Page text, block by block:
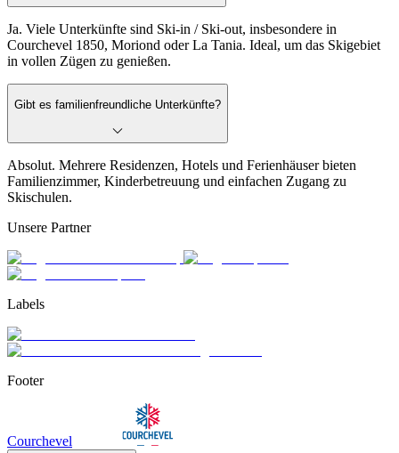
Ja. Viele Unterkünfte sind Ski-in / Ski-out, insbesondere in
Courchevel 1850, Moriond oder La Tania. Ideal, um das Skigebiet
in vollen Zügen zu genießen.
Gibt es familienfreundliche Unterkünfte?
Absolut. Mehrere Residenzen, Hotels und Ferienhäuser bieten
Familienzimmer, Kinderbetreuung und einfachen Zugang zu
Skischulen.
Unsere Partner
Labels
Footer
Courchevel